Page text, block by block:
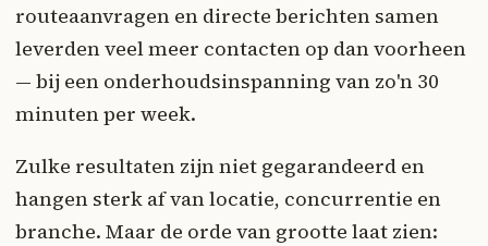
routeaanvragen en directe berichten samen
leverden veel meer contacten op dan voorheen
— bij een onderhoudsinspanning van zo'n 30
minuten per week.
Zulke resultaten zijn niet gegarandeerd en
hangen sterk af van locatie, concurrentie en
branche. Maar de orde van grootte laat zien: